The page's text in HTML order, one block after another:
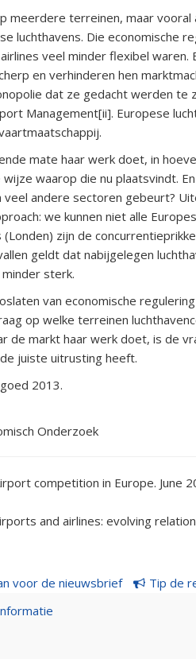
meerdere terreinen, maar vooral
luchthavens. Die economische
veel minder flexibel
en verhinderen hen
dat ze gedacht werden te
Management[ii]. Europese
mate haar werk doet, in
waarop die nu plaatsvindt.
veel andere sectoren gebeurt?
we kunnen niet alle
zijn de
geldt dat nabijgelegen
sterk.
van economische
op welke terreinen
de markt haar werk doet, is de
juiste uitrusting heeft.
2013.
Onderzoek
competition in Europe. June
and airlines: evolving
voor de nieuwsbrief
Tip de